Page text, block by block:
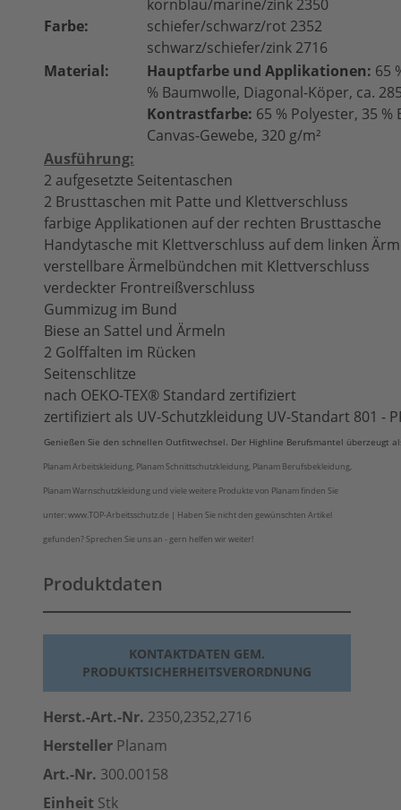
Farbe:
kornblau/marine/zink 2350
schiefer/schwarz/rot 2352
schwarz/schiefer/zink 2716
Material:
Hauptfarbe und Applikationen: 65
% Baumwolle, Diagonal-Köper, ca.
Kontrastfarbe: 65 % Polyester, 35 %
Canvas-Gewebe, 320 g/m²
Ausführung:
2 aufgesetzte Seitentaschen
2 Brusttaschen mit Patte und Klettverschluss
farbige Applikationen auf der rechten Brusttasche
Handytasche mit Klettverschluss auf dem linken
verstellbare Ärmelbündchen mit Klettverschluss
verdeckter Frontreißverschluss
Gummizug im Bund
Biese an Sattel und Ärmeln
2 Golffalten im Rücken
Seitenschlitze
nach OEKO-TEX® Standard zertifiziert
zertifiziert als UV-Schutzkleidung UV-Standart 801 -
Genießen Sie den schnellen Outfitwechsel. Der Highline Berufsmantel überzeugt
Planam Arbeitskleidung, Planam Schnittschutzkleidung, Planam Berufsbekleidung,
Planam Warnschutzkleidung und viele weitere Produkte von Planam finden Sie
unter: www.TOP-Arbeitsschutz.de | Haben Sie nicht den gewünschten Artikel
gefunden? Sprechen Sie uns an - gern helfen wir weiter!
Produktdaten
KONTAKTDATEN GEM.
PRODUKTSICHERHEITSVERORDNUNG
Herst.-Art.-Nr. 2350,2352,2716
Hersteller Planam
Art.-Nr. 300.00158
Einheit Stk